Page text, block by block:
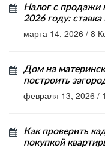
Налог с продажи
2026 году:
марта 14, 2026 / 8
Дом на
построить
февраля 13, 2026 /
Как проверить
покупкой